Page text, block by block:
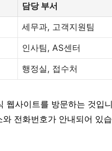
담당 부서
세무과, 고객지원팀
인사팀, AS센터
행정실, 접수처
웹사이트를 방문하는 것입니
와 전화번호가 안내되어 있습